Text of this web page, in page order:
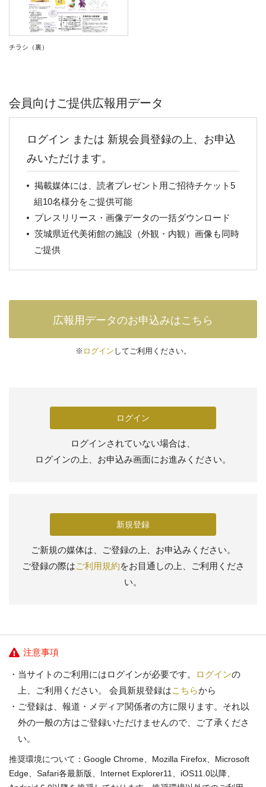
チラシ（裏）
会員向けご提供広報用データ
ログイン または 新規会員登録の上、お申込
みいただけます。
掲載媒体には、読者プレゼント用ご招待チケット5
組10名様分をご提供可能
プレスリリース・画像データの一括ダウンロード
茨城県近代美術館の施設（外観・内観）画像も同時
ご提供
広報用データのお申込みはこちら
※ ログイン してご利用ください。
ログイン
ログインされていない場合は、
ログインの上、お申込み画面にお進みください。
新規登録
ご新規の媒体は、ご登録の上、お申込みください。
ご登録の際はご利用規約をお目通しの上、ご利用くださ
い。
注意事項
当サイトのご利用にはログインが必要です。 ログインの
上、ご利用ください。 会員新規登録はこちらから
ご登録は、報道・メディア関係者の方に限ります。それ以
外の一般の方はご登録いただけませんので、ご了承くださ
い。
推奨環境について：Google Chrome、Mozilla Firefox、Microsoft
Edge、Safari各最新版、Internet Explorer11、iOS11.0以降、